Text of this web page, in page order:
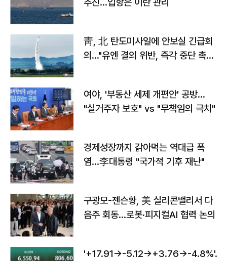
靑, 北 탄도미사일에 안보실 긴급회
의…"유엔 결의 위반, 즉각 중단 촉
여야, '부동산 세제 개편안' 공방…
"실거주자 보호" vs "무책임의 극치"
경제성장까지 갉아먹는 역대급 폭
염…李대통령 "국가적 기후 재난"
구광모-젠슨황, 美 실리콘밸리서 다
음주 회동…로봇·피지컬AI 협력 논의
'+17.91→-5.12→+3.76→-4.8%'…'